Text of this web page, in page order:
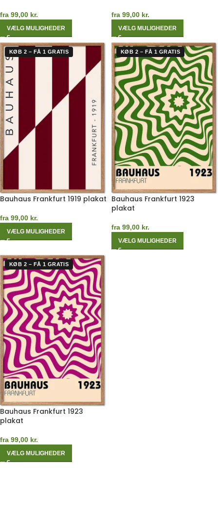
fra 99,00 kr.
VÆLG MULIGHEDER
fra 99,00 kr.
VÆLG MULIGHEDER
KØB 2 – FÅ 1 GRATIS
Bauhaus Frankfurt 1919 plakat
fra 99,00 kr.
VÆLG MULIGHEDER
KØB 2 – FÅ 1 GRATIS
Bauhaus Frankfurt 1923
plakat
fra 99,00 kr.
VÆLG MULIGHEDER
KØB 2 – FÅ 1 GRATIS
Bauhaus Frankfurt 1923
plakat
fra 99,00 kr.
VÆLG MULIGHEDER